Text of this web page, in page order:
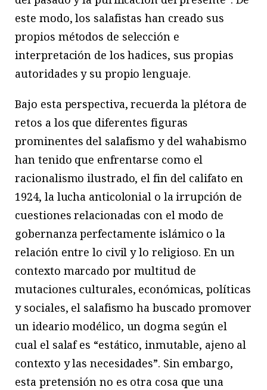
este modo, los salafistas han creado sus
propios métodos de selección e
interpretación de los hadices, sus propias
autoridades y su propio lenguaje.
Bajo esta perspectiva, recuerda la plétora de
retos a los que diferentes figuras
prominentes del salafismo y del wahabismo
han tenido que enfrentarse como el
racionalismo ilustrado, el fin del califato en
1924, la lucha anticolonial o la irrupción de
cuestiones relacionadas con el modo de
gobernanza perfectamente islámico o la
relación entre lo civil y lo religioso. En un
contexto marcado por multitud de
mutaciones culturales, económicas, políticas
y sociales, el salafismo ha buscado promover
un ideario modélico, un dogma según el
cual el salaf es “estático, inmutable, ajeno al
contexto y las necesidades”. Sin embargo,
esta pretensión no es otra cosa que una